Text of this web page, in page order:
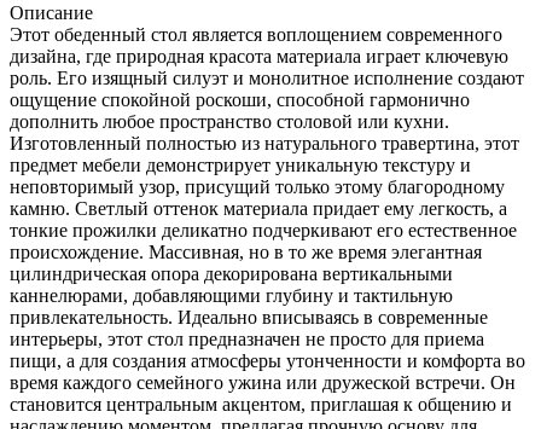
Описание
Этот обеденный стол является воплощением современного
дизайна, где природная красота материала играет ключевую
роль. Его изящный силуэт и монолитное исполнение создают
ощущение спокойной роскоши, способной гармонично
дополнить любое пространство столовой или кухни.
Изготовленный полностью из натурального травертина, этот
предмет мебели демонстрирует уникальную текстуру и
неповторимый узор, присущий только этому благородному
камню. Светлый оттенок материала придает ему легкость, а
тонкие прожилки деликатно подчеркивают его естественное
происхождение. Массивная, но в то же время элегантная
цилиндрическая опора декорирована вертикальными
каннелюрами, добавляющими глубину и тактильную
привлекательность. Идеально вписываясь в современные
интерьеры, этот стол предназначен не просто для приема
пищи, а для создания атмосферы утонченности и комфорта во
время каждого семейного ужина или дружеской встречи. Он
становится центральным акцентом, приглашая к общению и